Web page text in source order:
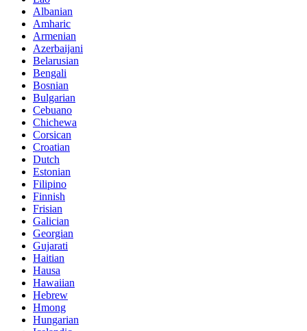
Albanian
Amharic
Armenian
Azerbaijani
Belarusian
Bengali
Bosnian
Bulgarian
Cebuano
Chichewa
Corsican
Croatian
Dutch
Estonian
Filipino
Finnish
Frisian
Galician
Georgian
Gujarati
Haitian
Hausa
Hawaiian
Hebrew
Hmong
Hungarian